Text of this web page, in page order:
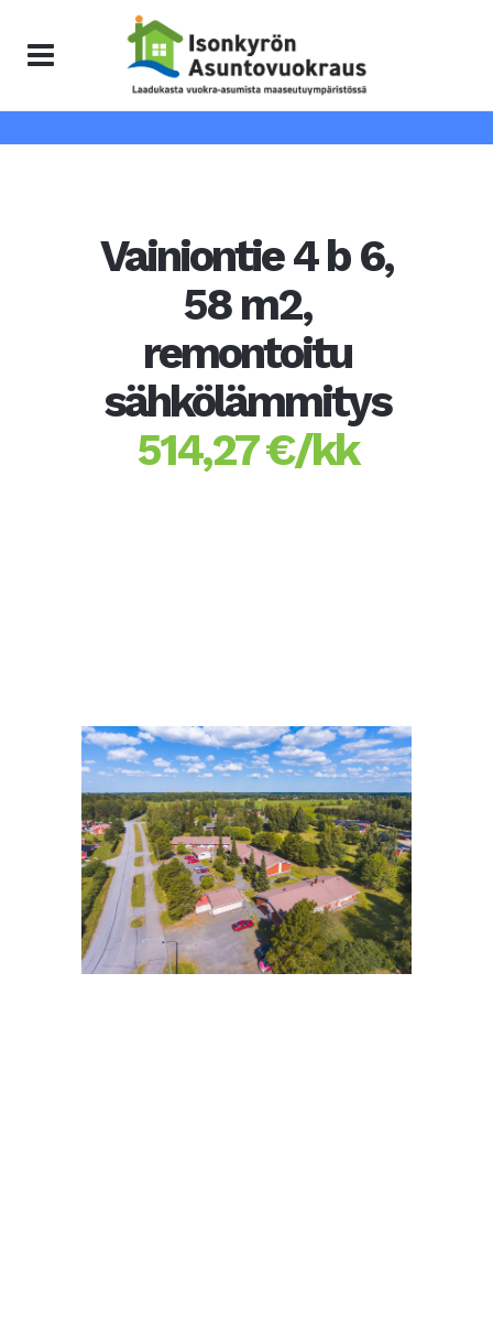
Vainiontie 4 b 6,
58 m2,
remontoitu
sähkölämmitys
514,27 €/kk